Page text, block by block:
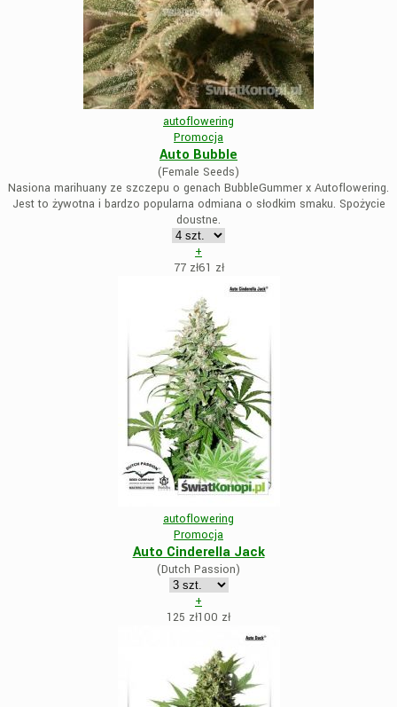
autoflowering
Promocja
Auto Bubble
(Female Seeds)
Nasiona marihuany ze szczepu o genach BubbleGummer x Autoflowering.
Jest to żywotna i bardzo popularna odmiana o słodkim smaku. Spożycie
doustne.
+
77 zł61 zł
autoflowering
Promocja
Auto Cinderella Jack
(Dutch Passion)
+
125 zł100 zł